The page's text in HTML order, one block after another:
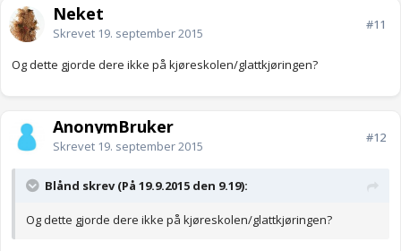
Neket
Skrevet 19. september 2015
#11
Og dette gjorde dere ikke på kjøreskolen/glattkjøringen?
AnonymBruker
Skrevet 19. september 2015
#12
Blånd skrev (På 19.9.2015 den 9.19):
Og dette gjorde dere ikke på kjøreskolen/glattkjøringen?